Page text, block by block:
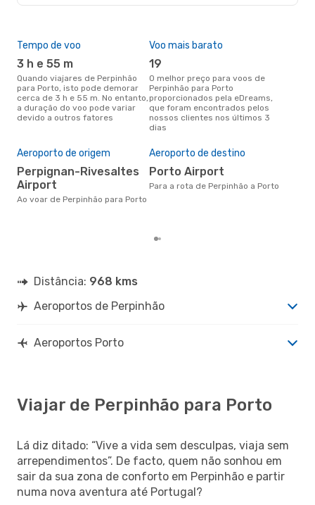
Tempo de voo
3 h e 55 m
Quando viajares de Perpinhão
para Porto, isto pode demorar
cerca de 3 h e 55 m. No entanto,
a duração do voo pode variar
devido a outros fatores
Voo mais barato
19
O melhor preço para voos de
Perpinhão para Porto
proporcionados pela eDreams,
que foram encontrados pelos
nossos clientes nos últimos 3
dias
Aeroporto de origem
Perpignan-Rivesaltes
Airport
Ao voar de Perpinhão para Porto
Aeroporto de destino
Porto Airport
Para a rota de Perpinhão a Porto
Distância: 968 kms
Aeroportos de Perpinhão
Aeroportos Porto
Viajar de Perpinhão para Porto
Lá diz ditado: “Vive a vida sem desculpas, viaja sem
arrependimentos”. De facto, quem não sonhou em
sair da sua zona de conforto em Perpinhão e partir
numa nova aventura até Portugal?